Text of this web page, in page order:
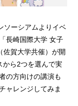
ソーシアムよりイベ
長崎国際大学 女子
佐賀大学共催）が開
から2つを選んで実
の方向けの講演も
ャレンジしてみま